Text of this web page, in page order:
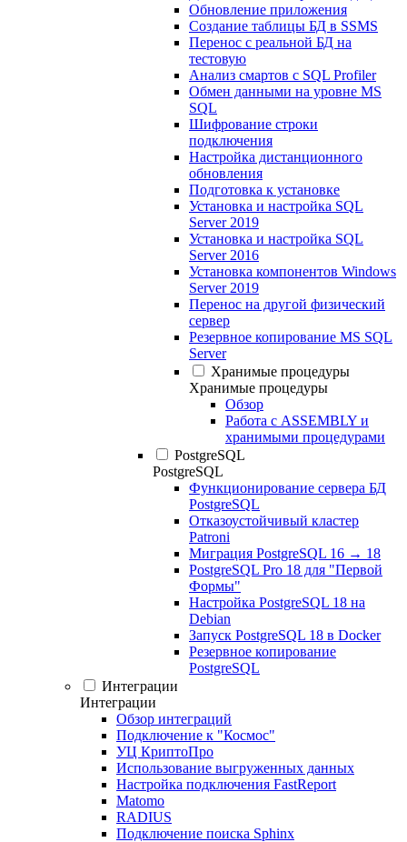
Обновление приложения
Создание таблицы БД в SSMS
Перенос с реальной БД на
тестовую
Анализ смартов с SQL Profiler
Обмен данными на уровне MS
SQL
Шифрование строки
подключения
Настройка дистанционного
обновления
Подготовка к установке
Установка и настройка SQL
Server 2019
Установка и настройка SQL
Server 2016
Установка компонентов Windows
Server 2019
Перенос на другой физический
сервер
Резервное копирование MS SQL
Server
Хранимые процедуры
Хранимые процедуры
Обзор
Работа с ASSEMBLY и
хранимыми процедурами
PostgreSQL
PostgreSQL
Функционирование сервера БД
PostgreSQL
Отказоустойчивый кластер
Patroni
Миграция PostgreSQL 16 → 18
PostgreSQL Pro 18 для "Первой
Формы"
Настройка PostgreSQL 18 на
Debian
Запуск PostgreSQL 18 в Docker
Резервное копирование
PostgreSQL
Интеграции
Интеграции
Обзор интеграций
Подключение к "Космос"
УЦ КриптоПро
Использование выгруженных данных
Настройка подключения FastReport
Matomo
RADIUS
Подключение поиска Sphinx